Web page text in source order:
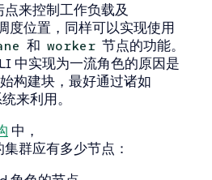
来控制工作负载及
度位置，同样可以实现使用
和 worker 节点的功能。
中实现为一流角色的原因是
构建块，最好通过诸如
来利用。
中，
群应有多少节点：